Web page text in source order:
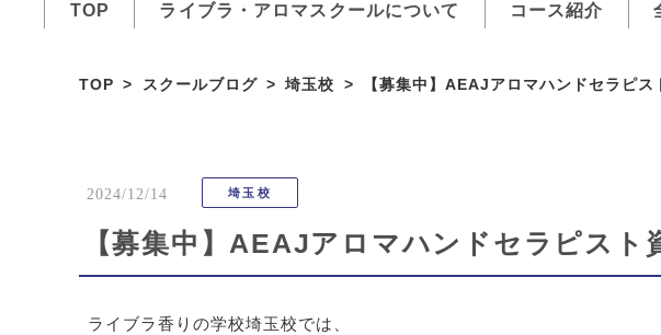
TOP ライブラ・アロマスクールについて コース紹介
TOP スクールブログ 埼玉校 【募集中】AEAJアロマハンドセラピス
2024/12/14 埼玉校
【募集中】AEAJアロマハンドセラピスト
ライブラ香りの学校埼玉校では、